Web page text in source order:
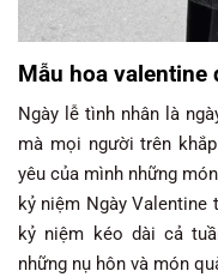
Mẫu hoa valentine
Ngày lễ tình nhân là
mà mọi người trên
yêu của mình những
kỷ niệm Ngày Valentine
kỷ niệm kéo dài cả
những nụ hôn và món